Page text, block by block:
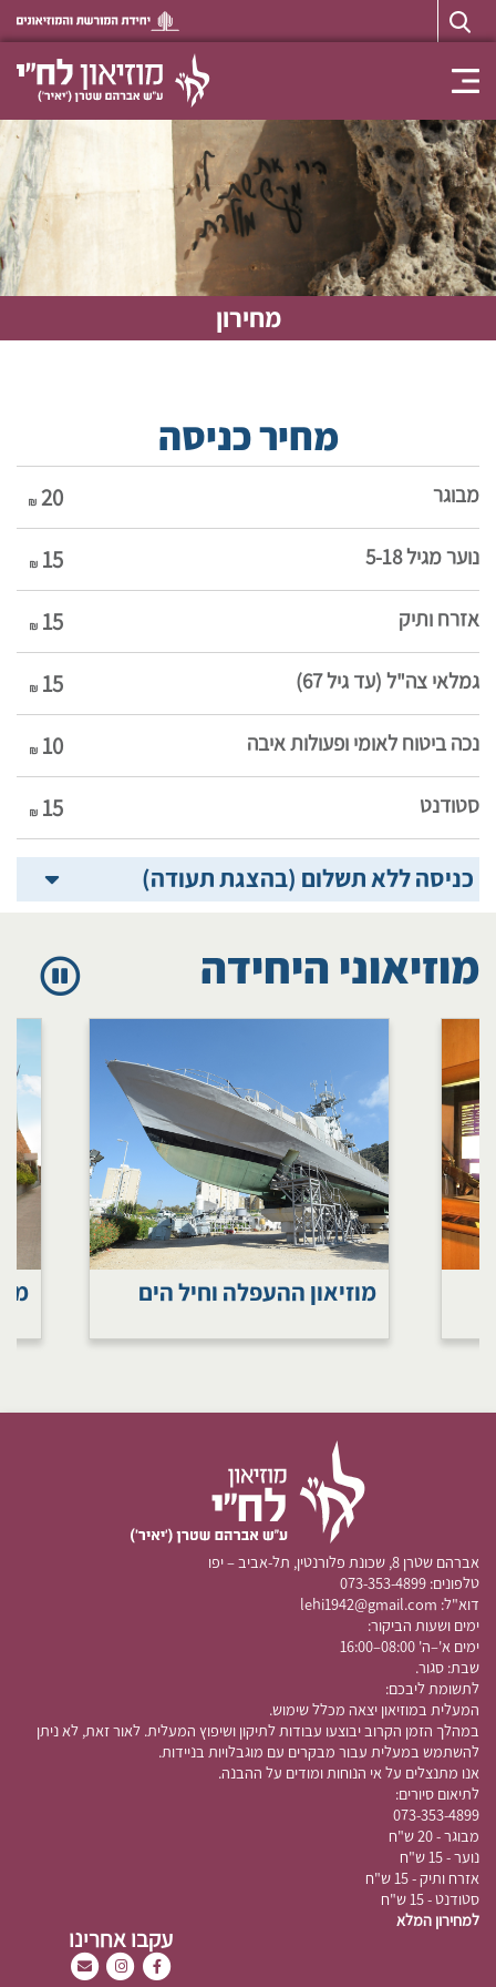
Toggle navigation
מחירון
מחיר כניסה
מבוגר 20
נוער מגיל 5-18 15
אזרח ותיק 15
גמלאי צה"ל (עד גיל 67) 15
נכה ביטוח לאומי ופעולות איבה 10
סטודנט 15
כניסה ללא תשלום (בהצגת תעודה)
מוזיאוני היחידה
מוזיאון ההעפלה וחיל הים
אברהם שטרן 8, שכונת פלורנטין,
תל-אביב – יפו
טלפונים: 073-353-4899
דוא"ל: lehi1942@gmail.com
ימים ושעות הביקור:
​ימים א'–ה' 08:00–16:00
שבת: סגור. ​
לתשומת ליבכם:
המעלית במוזיאון יצאה מכלל שימוש.
במהלך הזמן הקרוב יבוצעו עבודות לתיקון ושיפוץ המעלית. לאור זאת, לא ניתן
להשתמש במעלית עבור מבקרים עם מוגבלויות בניידות.
אנו מתנצלים על אי הנוחות ומודים על ההבנה.
לתיאום סיורים:
073-353-4899
מבוגר - 20 ש"ח
נוער - 15 ש"ח
אזרח ותיק - 15 ש"ח
סטודנט - 15 ש"ח
למחירון המלא
עקבו אחרינו